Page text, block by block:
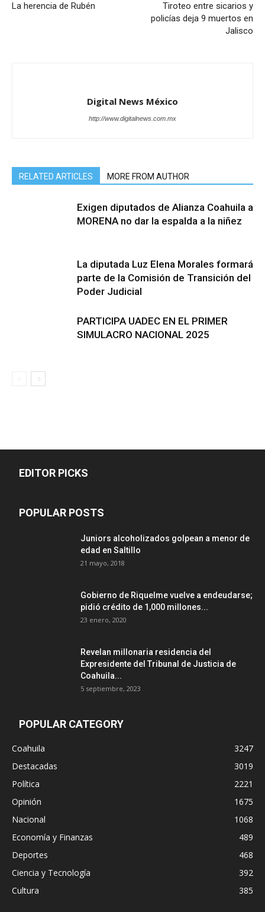
La herencia de Rubén
Tiroteo entre sicarios y
policías deja 9 muertos en
Jalisco
Digital News México
http://www.digitalnews.com.mx
RELATED ARTICLES MORE FROM AUTHOR
Exigen diputados de Alianza Coahuila a
MORENA no dar la espalda a la niñez
La diputada Luz Elena Morales formará
parte de la Comisión de Transición del
Poder Judicial
PARTICIPA UADEC EN EL PRIMER
SIMULACRO NACIONAL 2025
EDITOR PICKS
POPULAR POSTS
Juniors alcoholizados golpean a menor de
edad en Saltillo
21 mayo, 2018
Gobierno de Riquelme vuelve a endeudarse;
pidió crédito de 1,000 millones...
23 enero, 2020
Revelan millonaria residencia del
Expresidente del Tribunal de Justicia de
Coahuila...
5 septiembre, 2023
POPULAR CATEGORY
Coahuila
3247
Destacadas
3019
Política
2221
Opinión
1675
Nacional
1068
Economía y Finanzas
489
Deportes
468
Ciencia y Tecnología
392
Cultura
385